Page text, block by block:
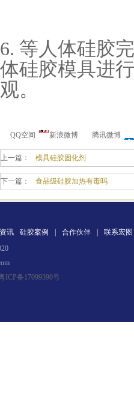
6. 等人体硅胶
体硅胶模具进
观。
QQ空间 新浪微博 腾讯微博
上一篇： 模具硅胶固化剂
下一篇： 食品级硅胶加热有毒吗
讯 硅胶案例 合作伙伴
联系宏图
ICP备17099390号